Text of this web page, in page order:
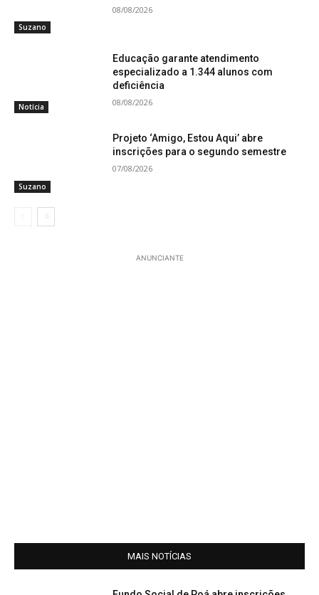
Suzano
08/08/2026
Notícia
Educação garante atendimento
especializado a 1.344 alunos com
deficiência
08/08/2026
Suzano
Projeto ‘Amigo, Estou Aqui’ abre
inscrições para o segundo semestre
07/08/2026
ANUNCIANTE
MAIS NOTÍCIAS